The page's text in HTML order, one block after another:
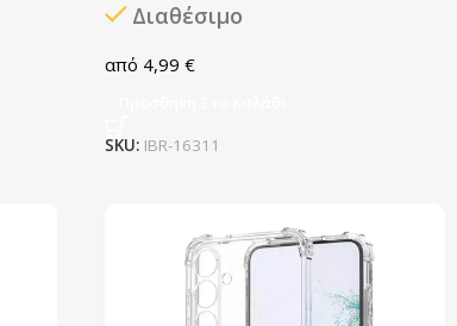
Διαθέσιμο
4,99 €
SKU: IBR-16311